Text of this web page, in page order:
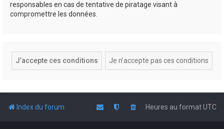
responsables en cas de tentative de piratage visant à
compromettre les données.
Index du forum Heures au formatUTC